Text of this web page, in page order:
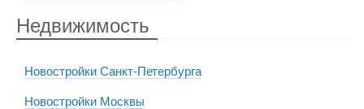
Недвижимость
Новостройки Санкт-Петербурга
Новостройки Москвы